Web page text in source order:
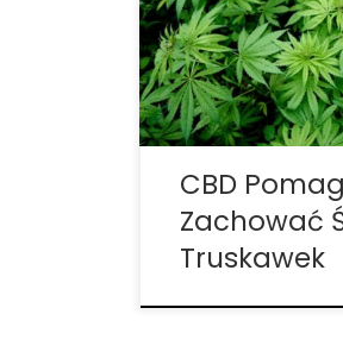
spożycia i
jest sprzedawane,
oszałamiającym
zdrowotnych ludzi –
dodać do tej listy […]
CBD
Zachować
Truskawek